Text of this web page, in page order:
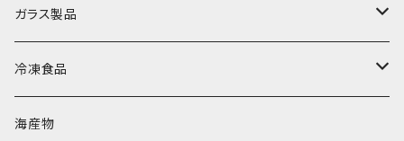
直径70mm
直径65mm
角氷
砕氷
氷河の氷
無果汁1.8Lパック
無果汁1Lパック
かき氷機・かき氷器
かき氷カップ
発泡スチロール無地-使い捨て
かき氷スプーン・スプーンストロー
ドライアイス3ｋｇ
ドライアイス4ｋｇ
ドライアイス5ｋｇ
ガラス製品
オンザロック・グラス
ビール・グラス
冷凍食品
肉まん・あんまん
海産物